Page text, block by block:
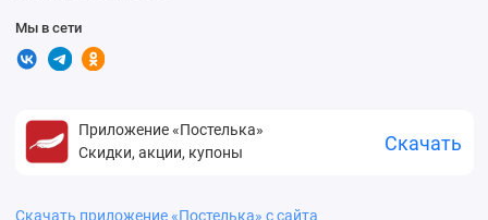
Мы в сети
Приложение «Постелька»
Скидки, акции, купоны
Скачать
Скачать приложение «Постелька» с сайта